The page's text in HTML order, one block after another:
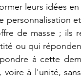
leurs idées
personnalisation
de masse ; ils
ou qui
à cette
voire à l'unité,